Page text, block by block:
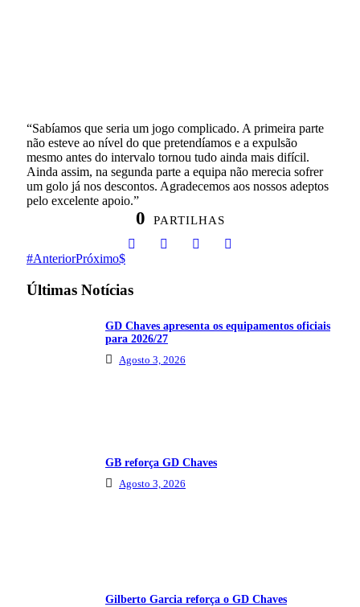
“Sabíamos que seria um jogo complicado. A primeira parte
não esteve ao nível do que pretendíamos e a expulsão
mesmo antes do intervalo tornou tudo ainda mais difícil.
Ainda assim, na segunda parte a equipa não merecia sofrer
um golo já nos descontos. Agradecemos aos nossos adeptos
pelo excelente apoio.”
0 PARTILHAS
AnteriorPróximo
Últimas Notícias
GD Chaves apresenta os equipamentos oficiais
para 2026/27
Agosto 3, 2026
GB reforça GD Chaves
Agosto 3, 2026
Gilberto Garcia reforça o GD Chaves